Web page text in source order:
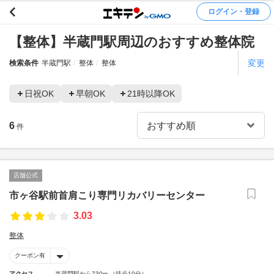
ログイン・登録
【整体】半蔵門駅周辺のおすすめ整体院
検索条件 半蔵門駅 整体 整体 変更
日祝OK 早朝OK 21時以降OK
6 件
店舗公式
市ヶ谷駅前首肩こり専門リカバリーセンター
3.03
整体
クーポン有